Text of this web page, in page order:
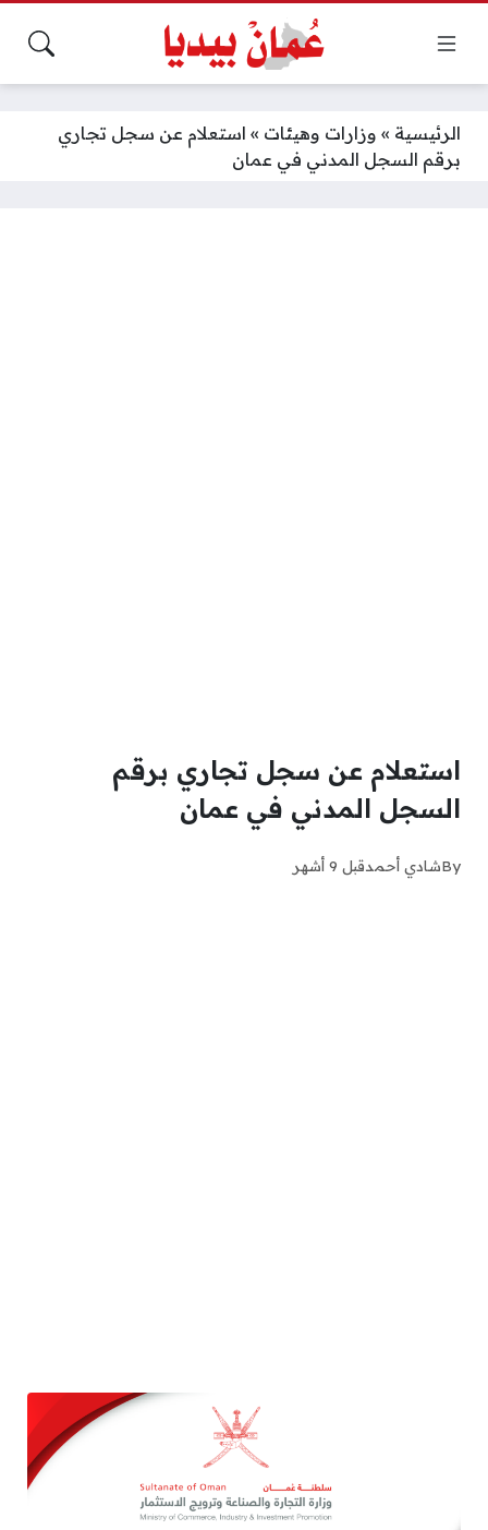
الرئيسية » وزارات وهيئات » استعلام عن سجل تجاري
برقم السجل المدني في عمان
استعلام عن سجل تجاري برقم
السجل المدني في عمان
Byشادي أحمدقبل 9 أشهر